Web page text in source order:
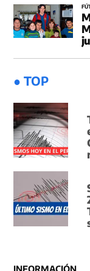
● TOP
INFORMACIÓN